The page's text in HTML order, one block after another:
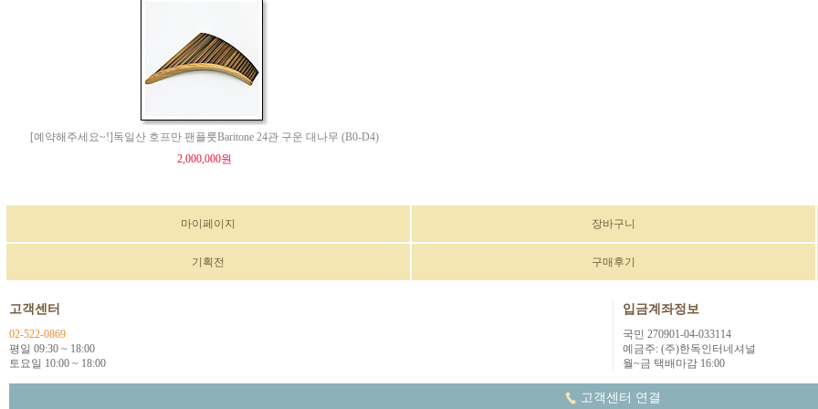
[예약해주세요~!]독일산 호프만 팬플룻Baritone 24관 구운 대나무 (B0-D4)
2,000,000원
마이페이지 장바구니
기획전 구매후기
고객센터
02-522-0869
평일 09:30 ~ 18:00
토요일 10:00 ~ 18:00
입금계좌정보
국민 270901-04-033114
예금주: (주)한독인터네셔널
월~금 택배마감 16:00
고객센터 연결